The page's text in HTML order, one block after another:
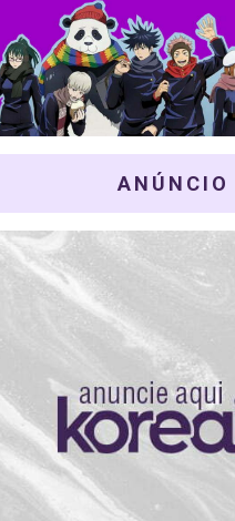
ANÚNCIO